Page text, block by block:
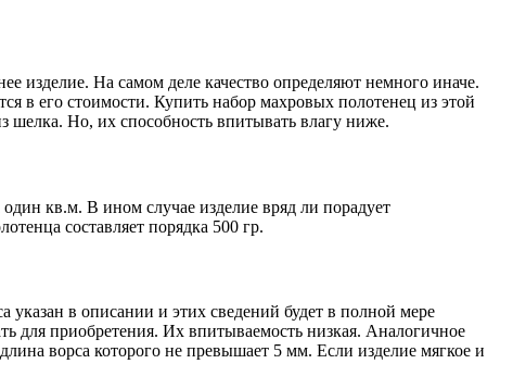
изделие. На самом деле качество определяют немного иначе.
в его стоимости. Купить набор махровых полотенец из этой
шелка. Но, их способность впитывать влагу ниже.
кв.м. В ином случае изделие вряд ли порадует
составляет порядка 500 гр.
указан в описании и этих сведений будет в полной мере
для приобретения. Их впитываемость низкая. Аналогичное
ворса которого не превышает 5 мм. Если изделие мягкое и